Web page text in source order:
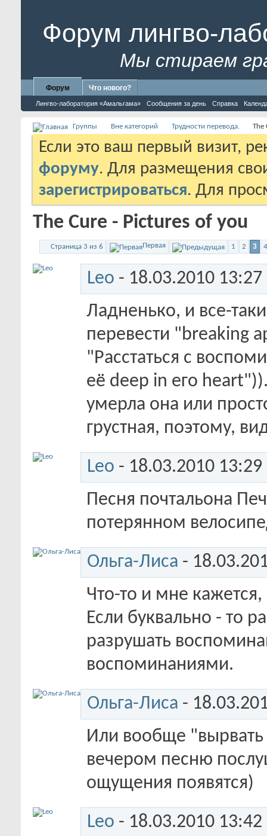
Форум лингво-
Мы стираем
Форум
Лингво-лаборатория «Амальгама» Сообщения за день Справка
Что нового?
Группы Вне категорий Трудности перевода. The
Если это ваш первый визит,
форуму. Для размещения
зарегистрироваться. Для
The Cure - Pictures of you
Страница 3 из 6 Первая 1 2 3 4
Leo - 18.03.2010 13:27
Ладненько, и все-
перевести "breaking
"Расстаться с
её deep in его
умерла она или
грустная, поэтому,
Leo - 18.03.2010 13:29
Песня почтальона
потерянном
Ольга-Лиса -
Что-то и мне
Если буквально - то
разрушать
воспоминаниями.
Ольга-Лиса -
Или вообще "вырвать
вечером песню
ощущения появятся)
Leo - 18.03.2010 13:42